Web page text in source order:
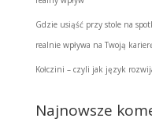
Gdzie usiąść przy stole na
realnie wpływa na Twoją
Kołczini – czyli jak język
Najnowsze